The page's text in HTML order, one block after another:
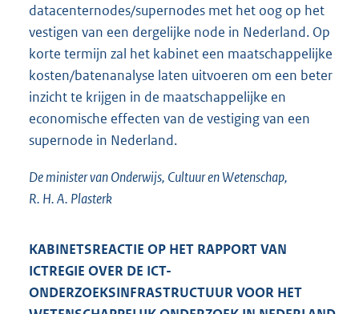
datacenternodes/supernodes met het oog op het
vestigen van een dergelijke node in Nederland. Op
korte termijn zal het kabinet een maatschappelijke
kosten/batenanalyse laten uitvoeren om een beter
inzicht te krijgen in de maatschappelijke en
economische effecten van de vestiging van een
supernode in Nederland.
De minister van Onderwijs, Cultuur en Wetenschap,
R. H. A. Plasterk
KABINETSREACTIE OP HET RAPPORT VAN
ICTREGIE OVER DE ICT-
ONDERZOEKSINFRASTRUCTUUR VOOR HET